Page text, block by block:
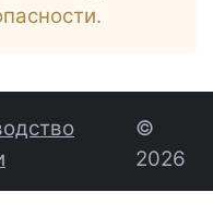
©
2026